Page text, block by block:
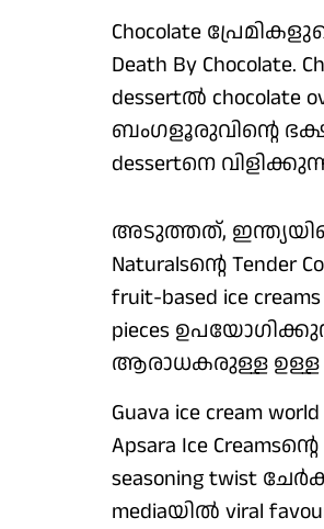
Chocolate
Death By Chocolate.
dessertല്‍
ബംഗളൂരുവിന്റെ
dessertനെ
അടുത്തത്,
Naturalsന്റെ
fruit-based ice
pieces
ആരാധകരുള്ള ഉള്ള
Guava ice
Apsara Ice
seasoning twist
mediaയില്‍ viral